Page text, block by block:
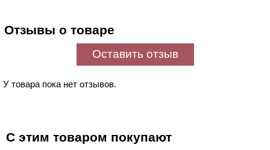
Отзывы о товаре
Оставить отзыв
У товара пока нет отзывов.
С этим товаром покупают